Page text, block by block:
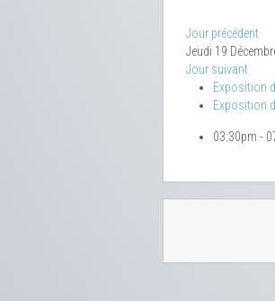
Jour précédent
Jeudi 19
Jour suivant
Exposition
Exposition
03:30pm -